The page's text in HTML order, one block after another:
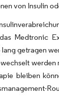
von Insulin
Medtronic
getragen
bleiben